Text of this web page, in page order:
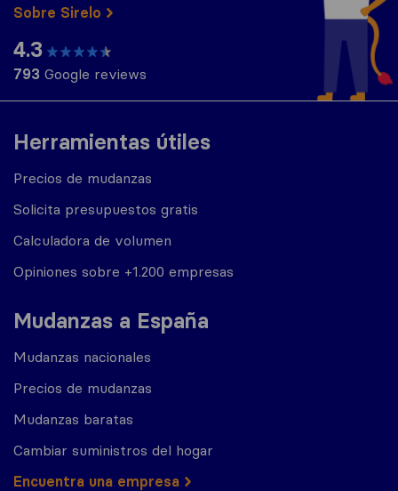
Herramientas útiles
Precios de mudanzas
Solicita presupuestos gratis
Calculadora de volumen
Opiniones sobre +1.200 empresas
Mudanzas a España
Mudanzas nacionales
Precios de mudanzas
Mudanzas baratas
Cambiar suministros del hogar
Encuentra una empresa
Sobre Sirelo
4.3
793 Google reviews